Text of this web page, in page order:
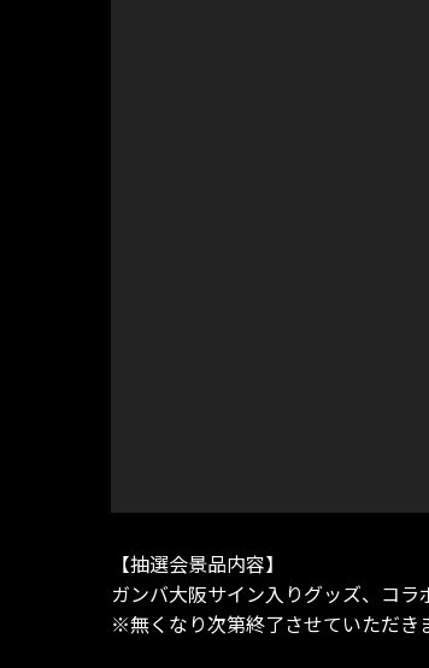
【抽選会景品内容】
ガンバ大阪サイン入りグッズ、コ
※無くなり次第終了させていただき